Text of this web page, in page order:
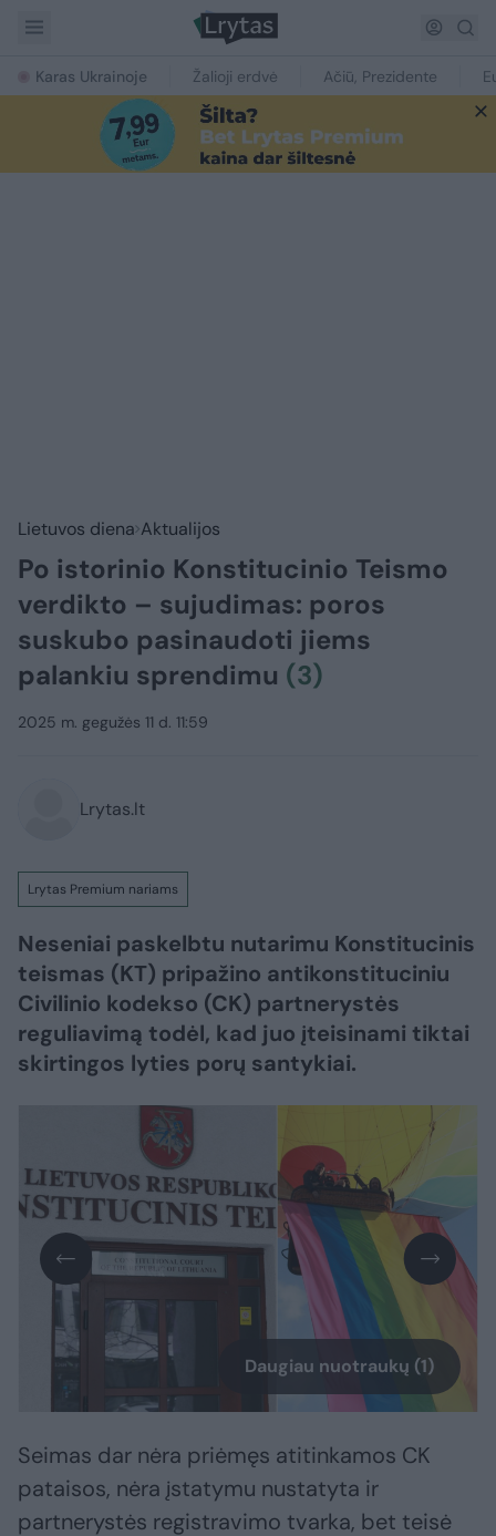
Karas Ukrainoje Žalioji erdvė Ačiū, Prezidente
Lietuvos diena Aktualijos
Po istorinio Konstitucinio Teismo
verdikto – sujudimas: poros
suskubo pasinaudoti jiems
palankiu sprendimu (3)
2025 m. gegužės 11 d. 11:59
Lrytas.lt
Lrytas Premium nariams
Neseniai paskelbtu nutarimu Konstitucinis
teismas (KT) pripažino antikonstituciniu
Civilinio kodekso (CK) partnerystės
reguliavimą todėl, kad juo įteisinami tiktai
skirtingos lyties porų santykiai.
Daugiau nuotraukų (1)
Seimas dar nėra priėmęs atitinkamos CK
pataisos, nėra įstatymu nustatyta ir
partnerystės registravimo tvarka, bet teisė